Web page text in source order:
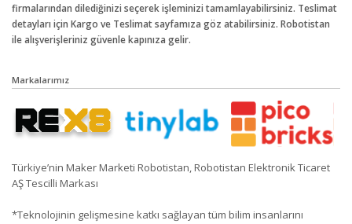
firmalarından dilediğinizi seçerek işleminizi tamamlayabilirsiniz. Teslimat
detayları için Kargo ve Teslimat sayfamıza göz atabilirsiniz. Robotistan
ile alışverişleriniz güvenle kapınıza gelir.
Markalarımız
Türkiye’nin Maker Marketi Robotistan, Robotistan Elektronik Ticaret
AŞ Tescilli Markası
*Teknolojinin gelişmesine katkı sağlayan tüm bilim insanlarını